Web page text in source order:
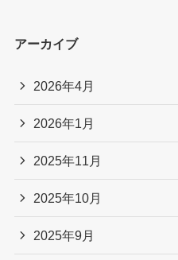
アーカイブ
2026年4月
2026年1月
2025年11月
2025年10月
2025年9月